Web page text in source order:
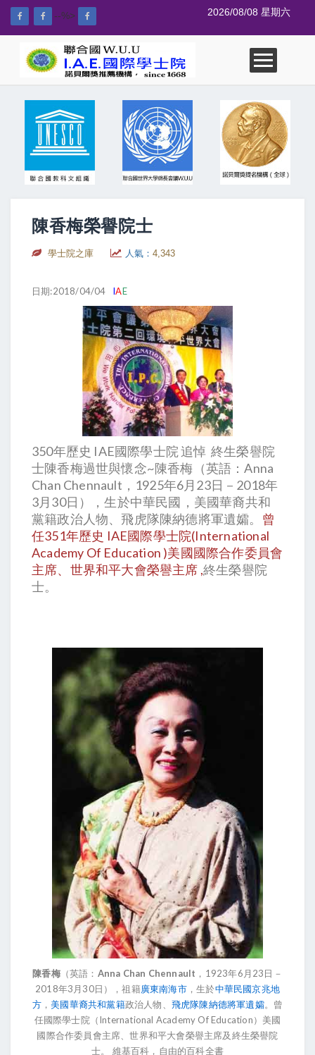
--%> 2026/08/08 星期六
陳香梅榮譽院士
學士院之庫 人氣： 4,343
日期:2018/04/04 IAE
350年歷史 IAE國際學士院 追悼 終生榮譽院
士陳香梅過世與懷念~陳香梅（英語：Anna
Chan Chennault，1925年6月23日－2018年
3月30日），生於中華民國，美國華裔共和
黨籍政治人物、飛虎隊陳納德將軍遺孀。 曾
任351年歷史 IAE國際學士院(International
Academy Of Education )美國國際合作委員會
主席、世界和平大會榮譽主席 ,終生榮譽院
士。
陳香梅（英語： Anna Chan Chennault ，1923年6月23日－
2018年3月30日），祖籍廣東南海市，生於中華民國京兆地
方，美國華裔共和黨籍政治人物、 飛虎隊陳納德將軍遺孀。曾
任國際學士院（International Academy Of Education）美國
國際合作委員會主席、世界和平大會榮譽主席及終生榮譽院
士。 維基百科，自由的百科全書